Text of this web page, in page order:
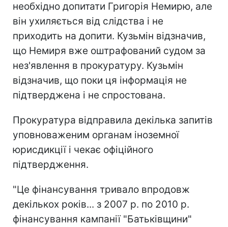
необхідно допитати Григорія Немирю, але
він ухиляється від слідства і не
приходить на допити. Кузьмін відзначив,
що Немиря вже оштрафований судом за
нез'явлення в прокуратуру. Кузьмін
відзначив, що поки ця інформація не
підтверджена і не спростована.
Прокуратура відправила декілька запитів
уповноваженим органам іноземної
юрисдикції і чекає офіційного
підтвердження.
"Це фінансування тривало впродовж
декількох років... з 2007 р. по 2010 р.
фінансування кампанії "Батьківщини"